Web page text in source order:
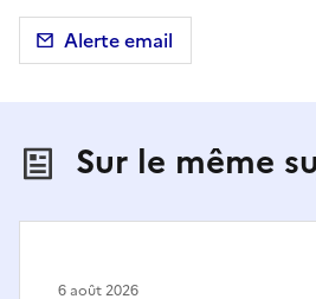
Alerte email
Sur le même
6 août 2026